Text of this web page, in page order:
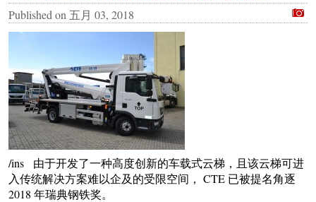
Published on 五月 03, 2018
/ins 由于开发了一种高度创新的车载式云梯，且该云梯可进
入传统解决方案难以企及的受限空间， CTE 已被提名角逐
2018 年瑞典钢铁奖。